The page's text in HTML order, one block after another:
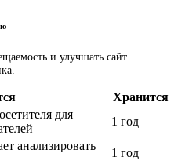
и улучшать сайт.
Хранится
для
1 год
анализировать
1 год